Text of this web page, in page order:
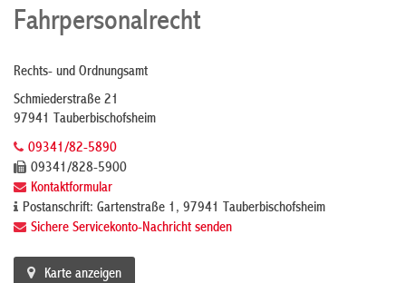
Fahrpersonalrecht
Rechts- und Ordnungsamt
Schmiederstraße 21
97941 Tauberbischofsheim
09341/82-5890
09341/828-5900
Kontaktformular
Postanschrift: Gartenstraße 1, 97941 Tauberbischofsheim
Sichere Servicekonto-Nachricht senden
Karte anzeigen